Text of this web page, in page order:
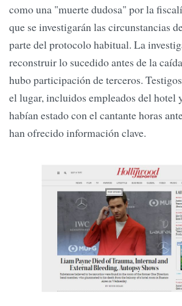
como una "muerte dudosa" por la
que se investigarán las circunstancias
parte del protocolo habitual. La
reconstruir lo sucedido antes de la
hubo participación de terceros.
el lugar, incluidos empleados del hotel
habían estado con el cantante horas
han ofrecido información clave.